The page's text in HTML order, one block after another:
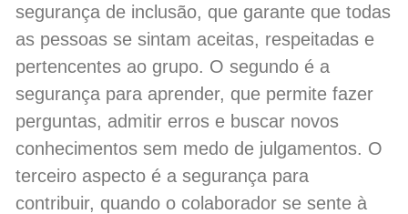
segurança de inclusão, que garante que todas
as pessoas se sintam aceitas, respeitadas e
pertencentes ao grupo. O segundo é a
segurança para aprender, que permite fazer
perguntas, admitir erros e buscar novos
conhecimentos sem medo de julgamentos. O
terceiro aspecto é a segurança para
contribuir, quando o colaborador se sente à